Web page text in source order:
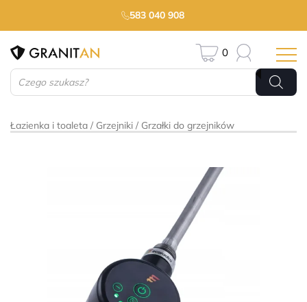
583 040 908
Wyszukiwarka
produktów
0
Łazienka i toaleta Grzejniki Grzałki do grzejników